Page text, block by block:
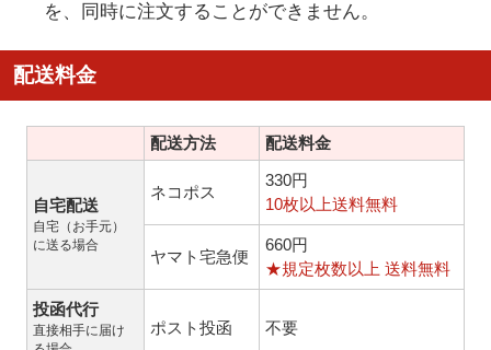
を、同時に注文することができません。
配送料金
配送方法 配送料金
自宅配送
自宅（お手元）
に送る場合
ネコポス
330円
10枚以上送料無料
ヤマト宅急便
660円
★規定枚数以上 送料無料
投函代行
直接相手に届け
ポスト投函 不要